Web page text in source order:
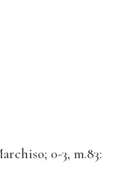
0-3, m.83: